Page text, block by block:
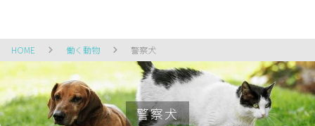
HOME 働く動物 警察犬
警察犬